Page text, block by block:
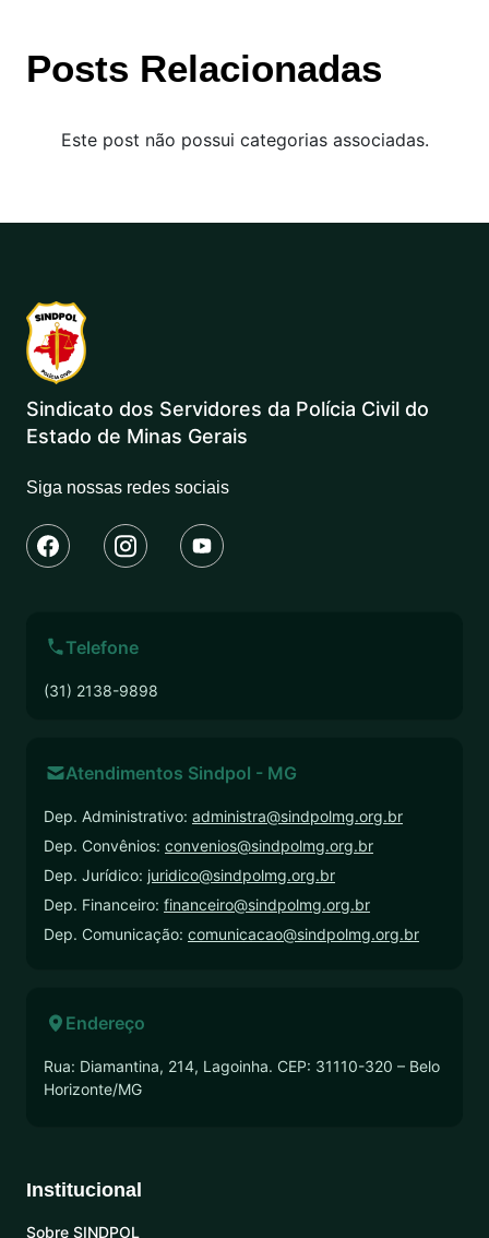
Posts Relacionadas
Este post não possui categorias associadas.
Sindicato dos Servidores da Polícia Civil do
Estado de Minas Gerais
Siga nossas redes sociais
Telefone
(31) 2138-9898
Atendimentos Sindpol - MG
Dep. Administrativo: administra@sindpolmg.org.br
Dep. Convênios: convenios@sindpolmg.org.br
Dep. Jurídico: juridico@sindpolmg.org.br
Dep. Financeiro: financeiro@sindpolmg.org.br
Dep. Comunicação: comunicacao@sindpolmg.org.br
Endereço
Rua: Diamantina, 214, Lagoinha. CEP: 31110-320 – Belo
Horizonte/MG
Institucional
Sobre SINDPOL